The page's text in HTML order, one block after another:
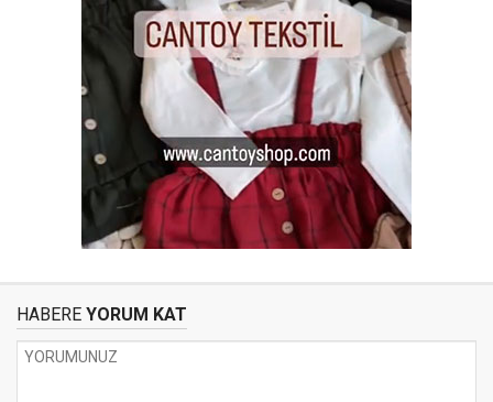
HABERE YORUM KAT